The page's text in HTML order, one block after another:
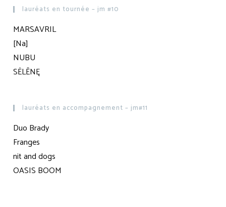
lauréats en tournée – jm #10
MARSAVRIL
[Na]
NUBU
SĖLĒNĘ
lauréats en accompagnement – jm#11
Duo Brady
Franges
nit and dogs
OASIS BOOM